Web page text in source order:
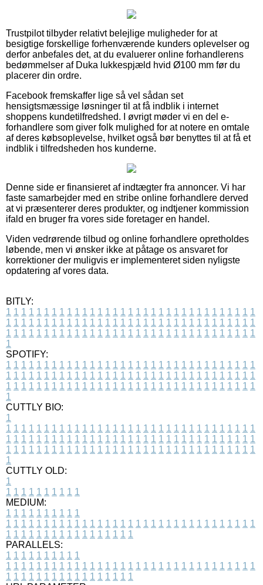
Trustpilot tilbyder relativt belejlige muligheder for at
besigtige forskellige forhenværende kunders oplevelser og
derfor anbefales det, at du evaluerer online forhandlerens
bedømmelser af Duka lukkespjæld hvid Ø100 mm før du
placerer din ordre.
Facebook fremskaffer lige så vel sådan set
hensigtsmæssige løsninger til at få indblik i internet
shoppens kundetilfredshed. I øvrigt møder vi en del e-
forhandlere som giver folk mulighed for at notere en omtale
af deres købsoplevelse, hvilket også bør benyttes til at få et
indblik i tilfredsheden hos kunderne.
Denne side er finansieret af indtægter fra annoncer. Vi har
faste samarbejder med en stribe online forhandlere derved
at vi præsenterer deres produkter, og indtjener kommission
ifald en bruger fra vores side foretager en handel.
Viden vedrørende tilbud og online forhandlere opretholdes
løbende, men vi ønsker ikke at påtage os ansvaret for
korrektioner der muligvis er implementeret siden nyligste
opdatering af vores data.
BITLY:
1 1 1 1 1 1 1 1 1 1 1 1 1 1 1 1 1 1 1 1 1 1 1 1 1 1 1 1 1 1 1 1 1
1 1 1 1 1 1 1 1 1 1 1 1 1 1 1 1 1 1 1 1 1 1 1 1 1 1 1 1 1 1 1 1 1
1 1 1 1 1 1 1 1 1 1 1 1 1 1 1 1 1 1 1 1 1 1 1 1 1 1 1 1 1 1 1 1 1
1
SPOTIFY:
1 1 1 1 1 1 1 1 1 1 1 1 1 1 1 1 1 1 1 1 1 1 1 1 1 1 1 1 1 1 1 1 1
1 1 1 1 1 1 1 1 1 1 1 1 1 1 1 1 1 1 1 1 1 1 1 1 1 1 1 1 1 1 1 1 1
1 1 1 1 1 1 1 1 1 1 1 1 1 1 1 1 1 1 1 1 1 1 1 1 1 1 1 1 1 1 1 1 1
1
CUTTLY BIO:
1
1 1 1 1 1 1 1 1 1 1 1 1 1 1 1 1 1 1 1 1 1 1 1 1 1 1 1 1 1 1 1 1 1
1 1 1 1 1 1 1 1 1 1 1 1 1 1 1 1 1 1 1 1 1 1 1 1 1 1 1 1 1 1 1 1 1
1 1 1 1 1 1 1 1 1 1 1 1 1 1 1 1 1 1 1 1 1 1 1 1 1 1 1 1 1 1 1 1 1
1
CUTTLY OLD:
1
1 1 1 1 1 1 1 1 1 1
MEDIUM:
1 1 1 1 1 1 1 1 1 1
1 1 1 1 1 1 1 1 1 1 1 1 1 1 1 1 1 1 1 1 1 1 1 1 1 1 1 1 1 1 1 1 1
1 1 1 1 1 1 1 1 1 1 1 1 1 1 1 1 1
PARALLELS:
1 1 1 1 1 1 1 1 1 1
1 1 1 1 1 1 1 1 1 1 1 1 1 1 1 1 1 1 1 1 1 1 1 1 1 1 1 1 1 1 1 1 1
1 1 1 1 1 1 1 1 1 1 1 1 1 1 1 1 1